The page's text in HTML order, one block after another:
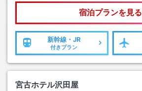
宿泊プランを見る
新幹線・JR
付きプラン
宮古ホテル沢田屋